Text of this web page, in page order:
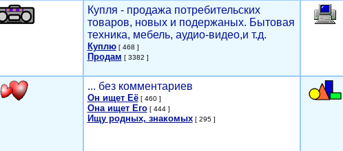
Купля - продажа потребительских
товаров, новых и подержаных. Бытовая
техника, мебель, аудио-видео,и т.д.
Куплю[ 468 ]
Продам [ 3382 ]
... без комментариев
Он ищет Её[ 460 ]
Она ищет Его[ 444 ]
Ищу родных, знакомых[ 295 ]